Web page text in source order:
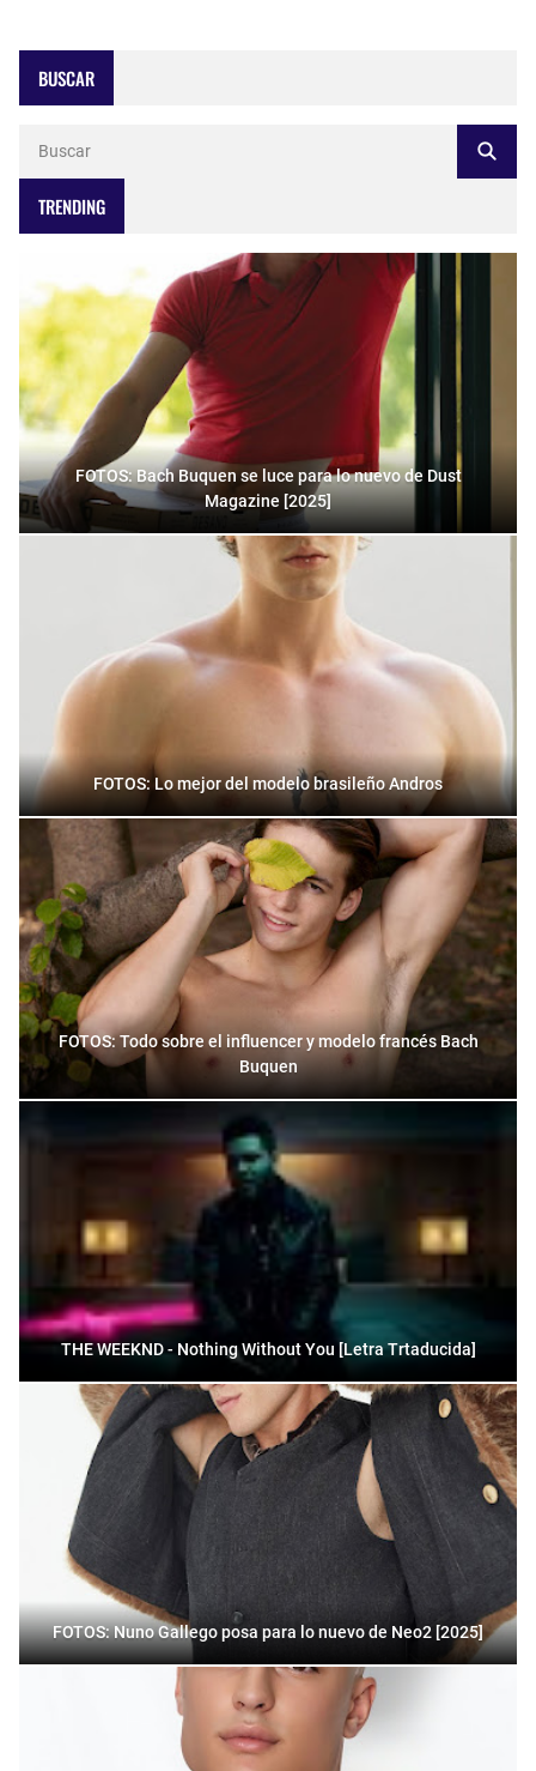
BUSCAR
TRENDING
FOTOS: Bach Buquen se luce para lo nuevo de Dust
Magazine [2025]
FOTOS: Lo mejor del modelo brasileño Andros
FOTOS: Todo sobre el influencer y modelo francés Bach
Buquen
THE WEEKND - Nothing Without You [Letra Trtaducida]
FOTOS: Nuno Gallego posa para lo nuevo de Neo2 [2025]